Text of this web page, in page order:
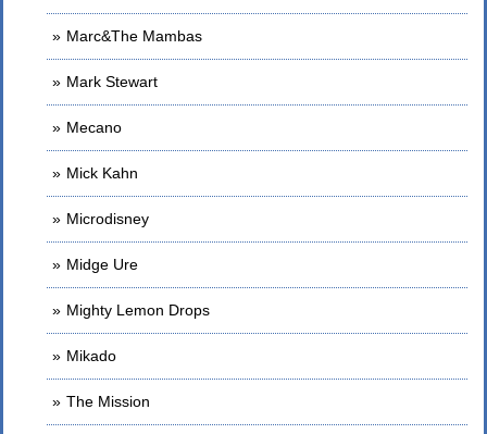
Marc&The Mambas
Mark Stewart
Mecano
Mick Kahn
Microdisney
Midge Ure
Mighty Lemon Drops
Mikado
The Mission